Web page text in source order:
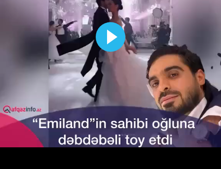
“Emiland”ın sahibi oğluna
dəbdəbəli toy etdi
19.04.2026 0